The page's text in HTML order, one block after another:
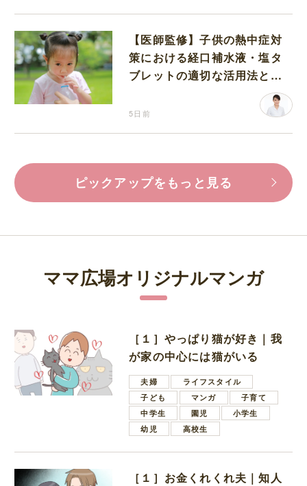
【医師監修】子供の熱中症対
策における経口補水液・塩タ
ブレットの適切な活用法と水
5日前
ピックアップをもっと見る
ママ広場オリジナルマンガ
［１］やっぱり猫が好き｜我
が家の中心には猫がいる
夫婦
ライフスタイル
子ども
マンガ
子育て
中学生
園児
小学生
幼児
高校生
［１］お金くれくれ夫｜知人